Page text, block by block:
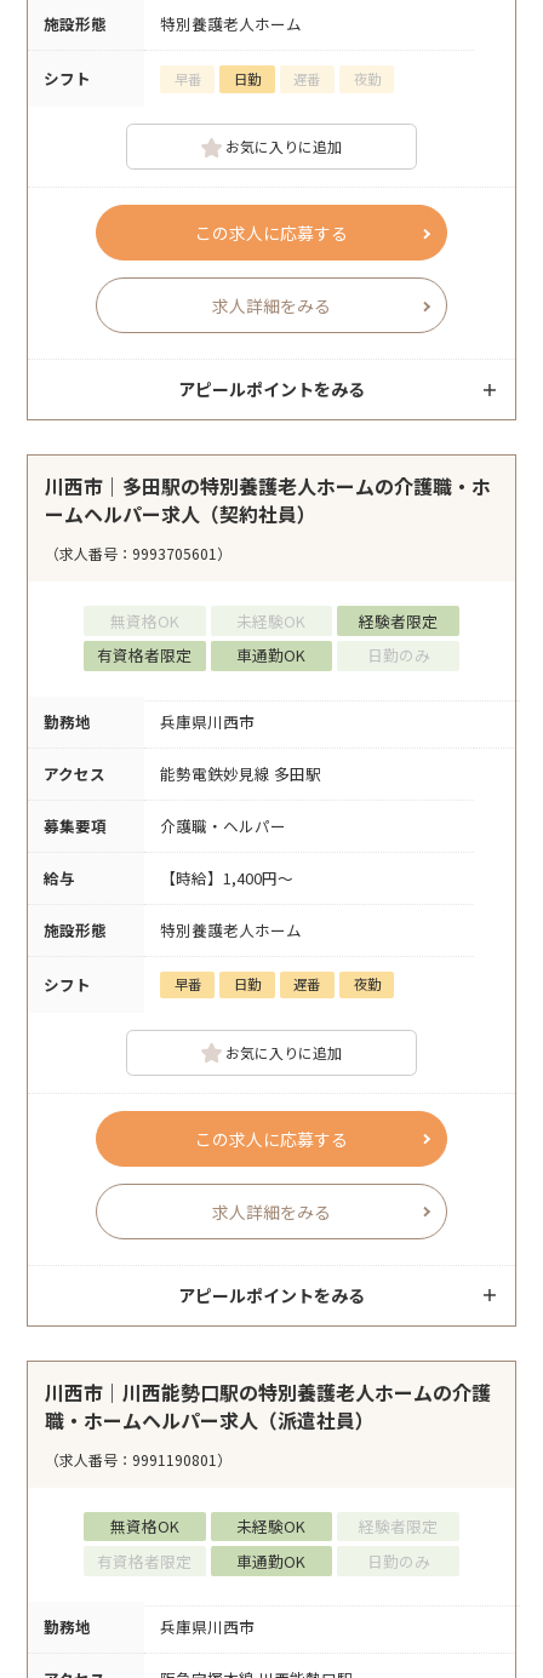
施設形態 特別養護老人ホーム
シフト 早番 日勤 遅番 夜勤
お気に入りに追加
この求人に応募する
求人詳細をみる
アピールポイントをみる
川西市｜多田駅の特別養護老人ホームの介護職・ホ
ームヘルパー求人（契約社員）
（求人番号：9993705601）
無資格OK 未経験OK
経験者限定
有資格者限定
車通勤OK 日勤のみ
勤務地 兵庫県川西市
アクセス 能勢電鉄妙見線 多田駅
募集要項 介護職・ヘルパー
給与 【時給】1,400円～
施設形態 特別養護老人ホーム
シフト 早番 日勤 遅番 夜勤
お気に入りに追加
この求人に応募する
求人詳細をみる
アピールポイントをみる
川西市｜川西能勢口駅の特別養護老人ホームの介護
職・ホームヘルパー求人（派遣社員）
（求人番号：9991190801）
無資格OK 未経験OK
経験者限定
有資格者限定
車通勤OK 日勤のみ
勤務地 兵庫県川西市